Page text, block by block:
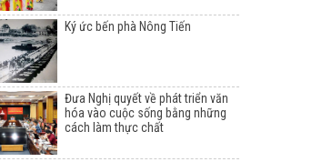
Ký ức bến phà Nông Tiến
Đưa Nghị quyết về phát triển văn
hóa vào cuộc sống bằng những
cách làm thực chất